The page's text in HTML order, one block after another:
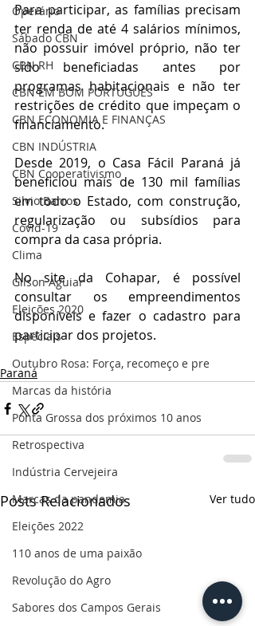
Operário
Sábado CBN
CBN RH
CBN EM BOM PORTUGUÊS
CBN ECONOMIA E FINANÇAS
CBN INDÚSTRIA
CBN Cooperativismo
Silvio Barros
Covid-19
Clima
Gilson Aguiar
Eleições 2020
Especiais
Outubro Rosa: Força, recomeço e pre
Marcas da história
Ponta Grossa dos próximos 10 anos
Retrospectiva
Indústria Cervejeira
Marcas da pandemia
Eleições 2022
110 anos de uma paixão
Revolução do Agro
Sabores dos Campos Gerais
Para participar, as famílias precisam
ter renda de até 4 salários mínimos,
não possuir imóvel próprio, não ter
sido beneficiadas antes por
programas habitacionais e não ter
restrições de crédito que impeçam o
financiamento.
Desde 2019, o Casa Fácil Paraná já
beneficiou mais de 130 mil famílias
em todo o Estado, com construção,
regularização ou subsídios para
compra da casa própria.
No site da Cohapar, é possível
consultar os empreendimentos
disponíveis e fazer o cadastro para
participar dos projetos.
Paraná
Posts Relacionados Ver tudo